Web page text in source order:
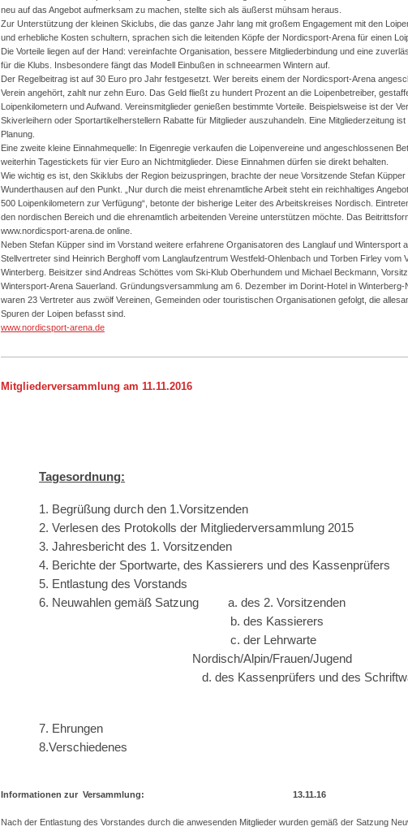
neu auf das Angebot aufmerksam zu machen, stellte sich als äußerst mühsam heraus.
Zur Unterstützung der kleinen Skiclubs, die das ganze Jahr lang mit großem Engagement mit den
und erhebliche Kosten schultern, sprachen sich die leitenden Köpfe der Nordicsport-Arena für einen
Die Vorteile liegen auf der Hand: vereinfachte Organisation, bessere Mitgliederbindung und eine
für die Klubs. Insbesondere fängt das Modell Einbußen in schneearmen Wintern auf.
Der Regelbeitrag ist auf 30 Euro pro Jahr festgesetzt. Wer bereits einem der Nordicsport-Arena
Verein angehört, zahlt nur zehn Euro. Das Geld fließt zu hundert Prozent an die Loipenbetreiber,
Loipenkilometern und Aufwand. Vereinsmitglieder genießen bestimmte Vorteile. Beispielsweise ist der
Skiverleihern oder Sportartikelherstellern Rabatte für Mitglieder auszuhandeln. Eine Mitgliederzeitung ist
Planung.
Eine zweite kleine Einnahmequelle: In Eigenregie verkaufen die Loipenvereine und angeschlossenen
weiterhin Tagestickets für vier Euro an Nichtmitglieder. Diese Einnahmen dürfen sie direkt behalten.
Wie wichtig es ist, den Skiklubs der Region beizuspringen, brachte der neue Vorsitzende Stefan
Wunderthausen auf den Punkt. „Nur durch die meist ehrenamtliche Arbeit steht ein reichhaltiges
500 Loipenkilometern zur Verfügung“, betonte der bisherige Leiter des Arbeitskreises Nordisch.
den nordischen Bereich und die ehrenamtlich arbeitenden Vereine unterstützen möchte. Das
www.nordicsport-arena.de online.
Neben Stefan Küpper sind im Vorstand weitere erfahrene Organisatoren des Langlauf und Wintersport
Stellvertreter sind Heinrich Berghoff vom Langlaufzentrum Westfeld-Ohlenbach und Torben Firley vom
Winterberg. Beisitzer sind Andreas Schöttes vom Ski-Klub Oberhundem und Michael Beckmann,
Wintersport-Arena Sauerland. Gründungsversammlung am 6. Dezember im Dorint-Hotel in Winterberg-
waren 23 Vertreter aus zwölf Vereinen, Gemeinden oder touristischen Organisationen gefolgt, die
Spuren der Loipen befasst sind.
www.nordicsport-arena.de
Mitgliederversammlung am 11.11.2016
Tagesordnung:
1. Begrüßung durch den 1.Vorsitzenden
2. Verlesen des Protokolls der Mitgliederversammlung 2015
3. Jahresbericht des 1. Vorsitzenden
4. Berichte der Sportwarte, des Kassierers und des Kassenprüfers
5. Entlastung des Vorstands
6. Neuwahlen gemäß Satzung a. des 2. Vorsitzenden
b. des Kassierers
c. der Lehrwarte
Nordisch/Alpin/Frauen/Jugend
d. des Kassenprüfers und des
7. Ehrungen
8.Verschiedenes
Informationen zur Versammlung: 13.11.16
Nach der Entlastung des Vorstandes durch die anwesenden Mitglieder wurden gemäß der Satzung